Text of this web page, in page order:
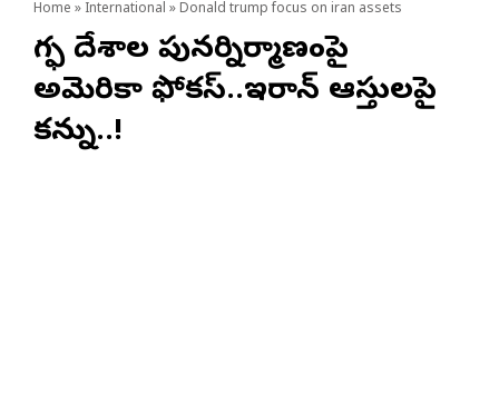
Home » International » Donald trump focus on iran assets
గల్ఫ్ దేశాల పునర్నిర్మాణంపై
అమెరికా ఫోకస్..ఇరాన్ ఆస్తులపై
కన్ను..!